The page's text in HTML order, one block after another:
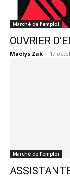
Marché de l’emploi
OUVRIER
Maëlys Zak - 17
Marché de l’emploi